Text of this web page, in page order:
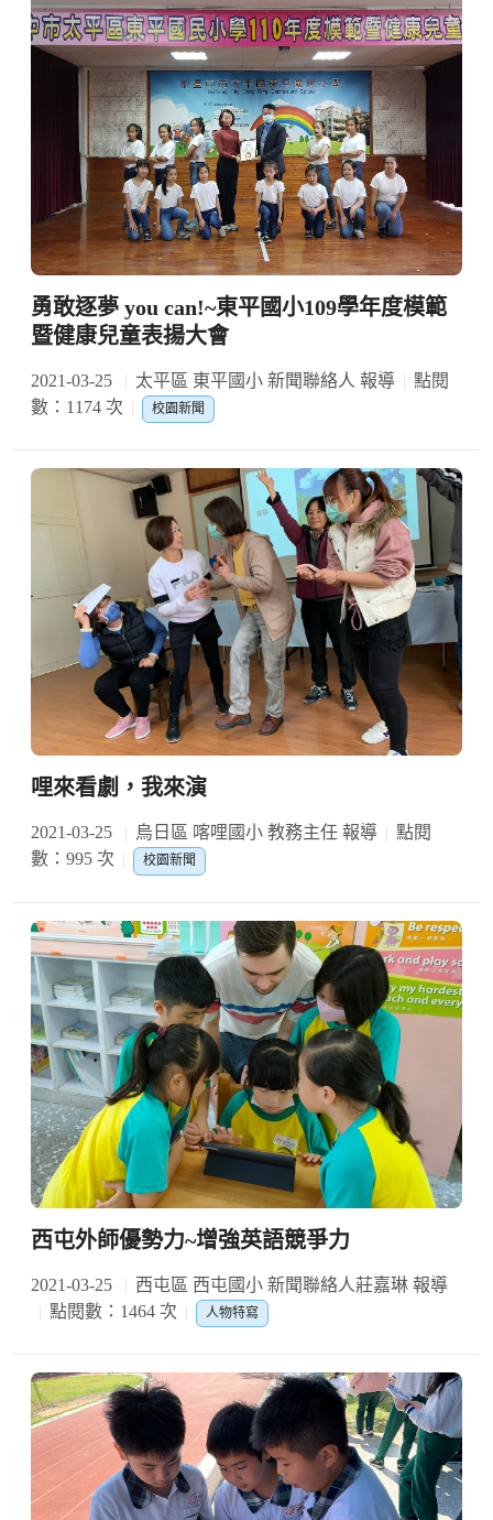
勇敢逐夢 you can!~東平國小109學年度模範
暨健康兒童表揚大會
2021-03-25 太平區 東平國小 新聞聯絡人 報導
點閱
數：1174 次
校園新聞
哩來看劇，我來演
2021-03-25 烏日區 喀哩國小 教務主任 報導
點閱
數：995 次
校園新聞
西屯外師優勢力~增強英語競爭力
2021-03-25
西屯區 西屯國小 新聞聯絡人莊嘉琳 報導
點閱數：1464 次
人物特寫